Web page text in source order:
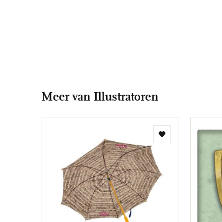
Meer van Illustratoren
Toevoegen